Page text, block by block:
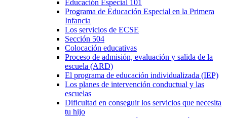
Educación Especial 101
Programa de Educación Especial en la Primera
Infancia
Los servicios de ECSE
Sección 504
Colocación educativas
Proceso de admisión, evaluación y salida de la
escuela (ARD)
El programa de educación individualizada (IEP)
Los planes de intervención conductual y las
escuelas
Dificultad en conseguir los servicios que necesita
tu hijo